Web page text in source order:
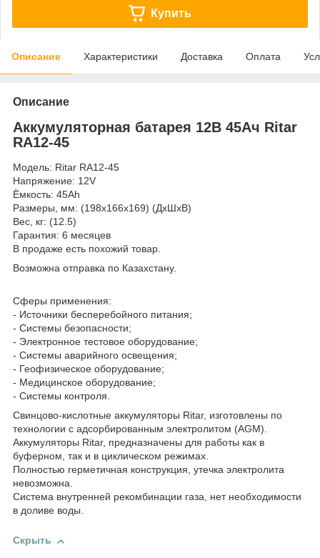
Купить
Описание Характеристики Доставка Оплата
Описание
Аккумуляторная батарея 12В 45Ач Ritar
RA12-45
Модель: Ritar RA12-45
Напряжение: 12V
Ёмкость: 45Ah
Размеры, мм: (198x166x169) (ДхШхВ)
Вес, кг: (12.5)
Гарантия: 6 месяцев
В продаже есть похожий товар.
Возможна отправка по Казахстану.
Сферы применения:
- Источники бесперебойного питания;
- Системы безопасности;
- Электронное тестовое оборудование;
- Системы аварийного освещения;
- Геофизическое оборудование;
- Медицинское оборудование;
- Системы контроля.
Свинцово-кислотные аккумуляторы Ritar, изготовлены по
технологии с адсорбированным электролитом (AGM).
Аккумуляторы Ritar, предназначены для работы как в
буферном, так и в циклическом режимах.
Полностью герметичная конструкция, утечка электролита
невозможна.
Система внутренней рекомбинации газа, нет необходимости
в доливе воды.
Скрыть